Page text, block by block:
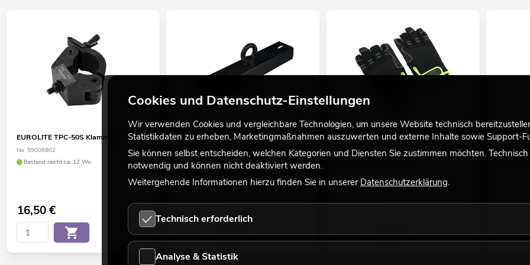
EUROLITE TPC-50S Klammer
No. 59006802
Bestand reicht ca. 12 Wo.
16,50€
ALUTRUSS GI-1 Traversenadapter
No. 60320379
HASE Handschuh 3 Finger, Größe XL
No. 78020403
No.
Cookies und Datenschutz-Einstellungen
Wir verwenden Cookies und vergleichbare Technologien, um unsere Website technisch
Statistikdaten zu erheben, Marketingmaßnahmen auszuwerten und externe Inhalte sowie Support-
Sie können selbst entscheiden, welchen Kategorien und Diensten Sie zustimmen möchten.
notwendig und können nicht deaktiviert werden.
Weitergehende Informationen hierzu finden Sie in unserer Datenschutzerklärung.
Technisch erforderlich
Analyse & Statistik